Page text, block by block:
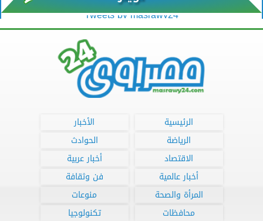
Tweets by masrawy24
الرئيسية
الأخبار
الرياضة
الحوادث
الاقتصاد
أخبار عربية
أخبار عالمية
فن وثقافة
المرأة والصحة
منوعات
محافظات
تكنولوجيا